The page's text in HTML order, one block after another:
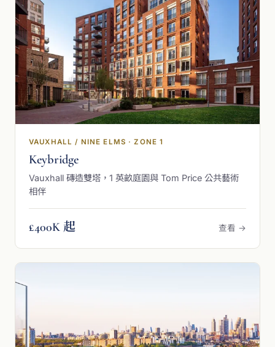
VAUXHALL / NINE ELMS · ZONE 1
Keybridge
Vauxhall 磚造雙塔，1 英畝庭園與 Tom Price 公共藝術
相伴
£400K 起 查看 →